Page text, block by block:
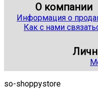
О компании
Информация о
Как с нами
so-shoppystore